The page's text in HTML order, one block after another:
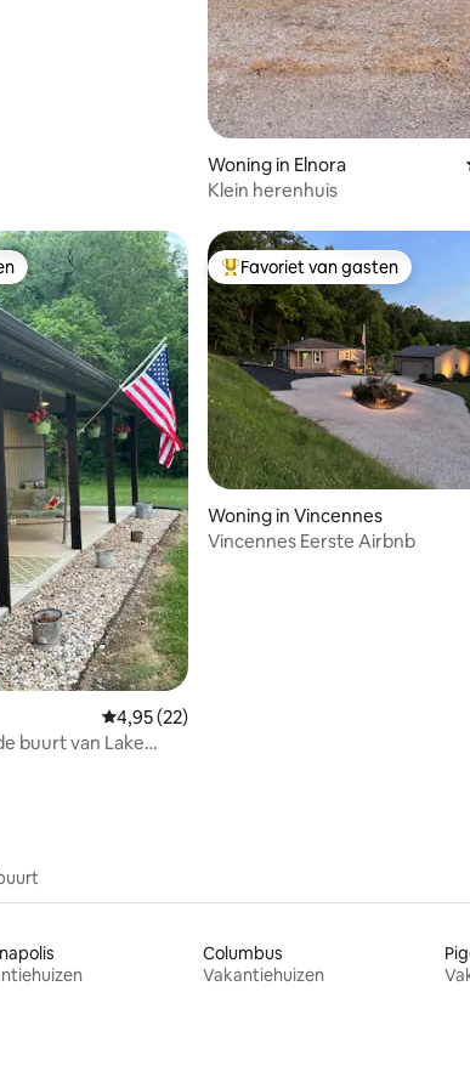
Woning in Elnora
Klein herenhuis
uit 5, 84 recensies
Gemiddelde beoordeling van 4,95 uit 5, 22
4,95 (22)
buurt van Lake
Topfavoriet van gasten
Favoriet van gasten
Woning in Vincennes
Vincennes Eerste Airbnb
Columbus
Vakantiehuizen